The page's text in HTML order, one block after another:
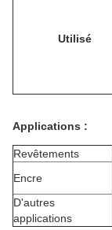
Utilisé
Applications :
Revêtements
Encre
D'autres
applications